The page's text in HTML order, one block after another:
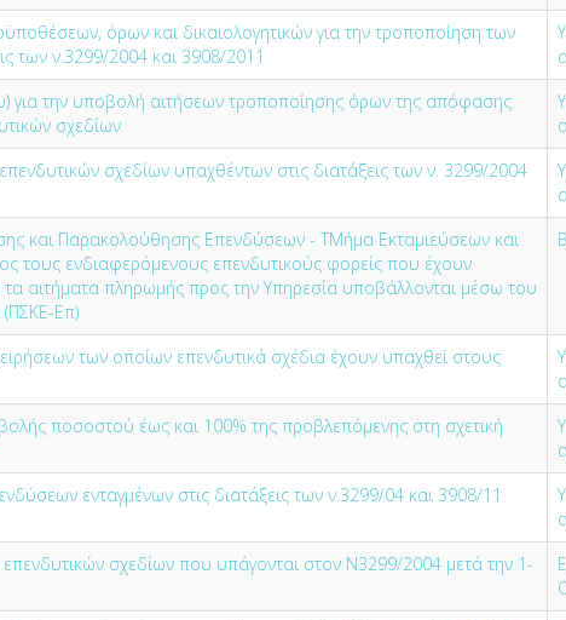
όρων και δικαιολογητικών για την τροποποίηση των
των ν.3299/2004 και 3908/2011
την υποβολή αιτήσεων τροποποίησης όρων της απόφασης
σχεδίων
σχεδίων υπαχθέντων στις διατάξεις των ν. 3299/2004
και Παρακολούθησης Επενδύσεων - ΤΜήμα Εκταμιεύσεων και
τους ενδιαφερόμενους επενδυτικούς φορείς που έχουν
αιτήματα πληρωμής προς την Υπηρεσία υποβάλλονται μέσω του
Επ)
των οποίων επενδυτικά σχέδια έχουν υπαχθεί στους
ποσοστού έως και 100% της προβλεπόμενης στη σχετική
ενταγμένων στις διατάξεις των ν.3299/04 και 3908/11
σχεδίων που υπάγονται στον Ν3299/2004 μετά την 1-